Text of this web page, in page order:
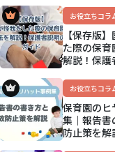
アップ方法
お役立ちコラ
【保存版
た際の保育
解説！保護
お役立ちコラ
保育園のヒ
集｜報告書
防止策を解